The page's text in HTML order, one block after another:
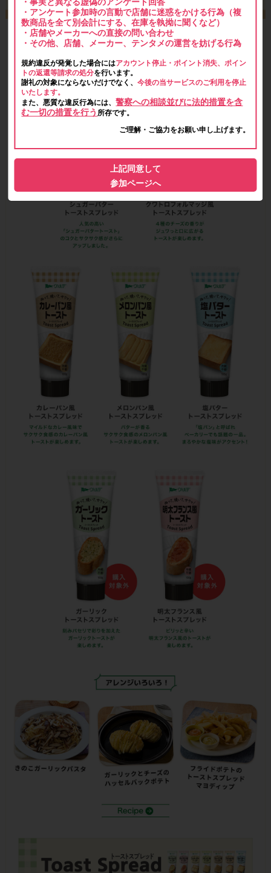
・アンケート参加時の言動で店舗に迷惑をかける行為（複
数商品を全て別会計にする、在庫を執拗に聞くなど）
・店舗やメーカーへの直接の問い合わせ
・その他、店舗、メーカー、テンタメの運営を妨げる行為
規約違反が発覚した場合にはアカウント停止・ポイント消失、ポイン
トの返還等請求の処分を行います。
謝礼の対象にならないだけでなく、今後の当サービスのご利用を停止
いたします。
また、悪質な違反行為には、警察への相談並びに法的措置を含
む一切の措置を行う 所存です。
ご理解・ご協力をお願い申し上げます。
上記同意して
参加ページへ